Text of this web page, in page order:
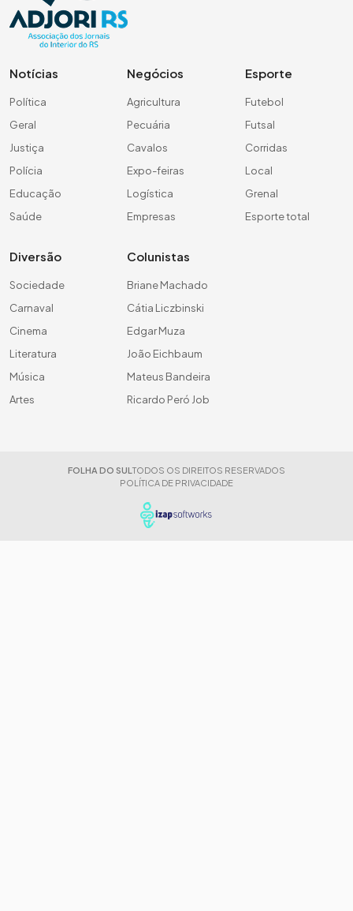
Notícias
Política
Geral
Justiça
Polícia
Educação
Saúde
Negócios
Agricultura
Pecuária
Cavalos
Expo-feiras
Logística
Empresas
Esporte
Futebol
Futsal
Corridas
Local
Grenal
Esporte total
Diversão
Sociedade
Carnaval
Cinema
Literatura
Música
Artes
Colunistas
Briane Machado
Cátia Liczbinski
Edgar Muza
João Eichbaum
Mateus Bandeira
Ricardo Peró Job
FOLHA DO SUL TODOS OS DIREITOS RESERVADOS
POLÍTICA DE PRIVACIDADE